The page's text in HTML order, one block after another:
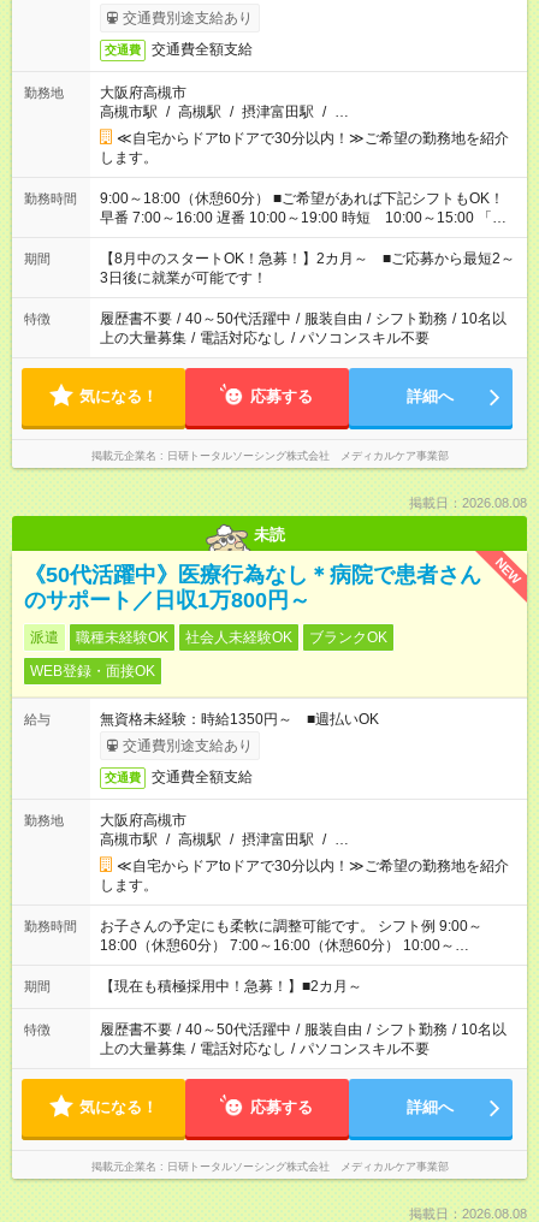
交通費別途支給あり
交通費 交通費全額支給
勤務地
大阪府高槻市
高槻市駅 / 高槻駅 / 摂津富田駅 / …
≪自宅からドアtoドアで30分以内！≫ご希望の勤務地を紹介
します。
勤務時間
9:00～18:00（休憩60分） ■ご希望があれば下記シフトもOK！
早番 7:00～16:00 遅番 10:00～19:00 時短 10:00～15:00 「家
族と休みを合わせたい」 「余裕を持って夕飯の準備がしたい」
「できれば残業はしたくない」 など、ご希望を教えてください
ね。 ※Wワーク希望の方へ 今ご覧のお仕事で希望する勤務時間
と、もう1つのお仕事の勤務時間。 合計で週40時間を超える場
合は応募できません。
期間
【8月中のスタートOK！急募！】2カ月～ ■ご応募から最短2～
3日後に就業が可能です！
特徴 履歴書不要 / 40～50代活躍中 / 服装自由 / シフト勤務 / 10名以
上の大量募集 / 電話対応なし / パソコンスキル不要
気になる！ 応募する 詳細へ
掲載元企業名 日研トータルソーシング株式会社 メディカルケア事業部
掲載日：2026.08.08
未読
NEW
《50代活躍中》医療行為なし＊病院で患者さん
のサポート／日収1万800円～
派遣 職種未経験OK 社会人未経験OK
ブランクOK
WEB登録・面接OK
給与
無資格未経験：時給1350円～ ■週払いOK
交通費別途支給あり
交通費 交通費全額支給
勤務地
大阪府高槻市
高槻市駅 / 高槻駅 / 摂津富田駅 / …
≪自宅からドアtoドアで30分以内！≫ご希望の勤務地を紹介
します。
勤務時間
お子さんの予定にも柔軟に調整可能です。 シフト例 9:00～
18:00（休憩60分） 7:00～16:00（休憩60分） 10:00～
19:00（休憩60分） ※Wワーク希望の方へ 今ご覧のお仕事で希
望する勤務時間と、もう1つのお仕事の勤務時間の合計が 週40
期間 【現在も積極採用中！急募！】■2カ月～
特徴 履歴書不要 / 40～50代活躍中 / 服装自由 / シフト勤務 / 10名以
上の大量募集 / 電話対応なし / パソコンスキル不要
気になる！ 応募する 詳細へ
掲載元企業名 日研トータルソーシング株式会社 メディカルケア事業部
掲載日：2026.08.08